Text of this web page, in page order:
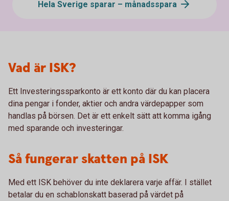
Hela Sverige sparar – månadsspara
Vad är ISK?
Ett Investeringssparkonto är ett konto där du kan placera
dina pengar i fonder, aktier och andra värdepapper som
handlas på börsen. Det är ett enkelt sätt att komma igång
med sparande och investeringar.
Så fungerar skatten på ISK
Med ett ISK behöver du inte deklarera varje affär. I stället
betalar du en schablonskatt baserad på värdet på